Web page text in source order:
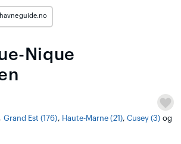
Nique
, Grand Est (176), Haute-Marne (21), Cusey (3) og